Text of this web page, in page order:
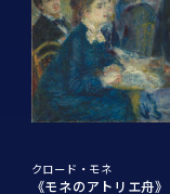
クロード・モネ
《モネのアトリエ舟》